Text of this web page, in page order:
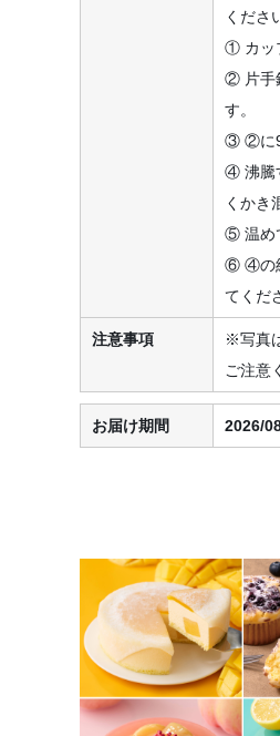
くださ
① カッ
② 片手
す。
③ ②に
④ 沸騰
くかき
⑤ 温め
⑥ ④の
てくだ
注意事項
※写真
ご注意
お届け期間 2026/